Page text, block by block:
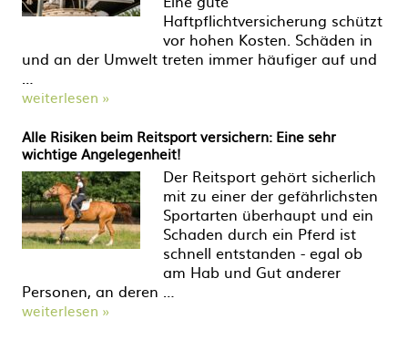
Haftpflichtversicherung schützt
vor hohen Kosten. Schäden in
und an der Umwelt treten immer häufiger auf und
…
weiterlesen »
Alle Risiken beim Reitsport versichern: Eine sehr
wichtige Angelegenheit!
Der Reitsport gehört sicherlich
mit zu einer der gefährlichsten
Sportarten überhaupt und ein
Schaden durch ein Pferd ist
schnell entstanden - egal ob
am Hab und Gut anderer
Personen, an deren …
weiterlesen »